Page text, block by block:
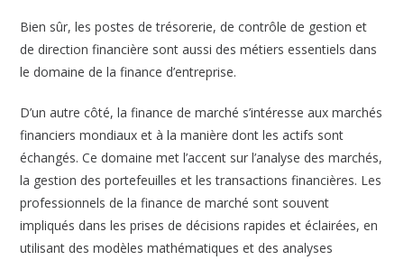
Bien sûr, les postes de trésorerie, de contrôle de gestion et
de direction financière sont aussi des métiers essentiels dans
le domaine de la finance d’entreprise.
D’un autre côté, la finance de marché s’intéresse aux marchés
financiers mondiaux et à la manière dont les actifs sont
échangés. Ce domaine met l’accent sur l’analyse des marchés,
la gestion des portefeuilles et les transactions financières. Les
professionnels de la finance de marché sont souvent
impliqués dans les prises de décisions rapides et éclairées, en
utilisant des modèles mathématiques et des analyses